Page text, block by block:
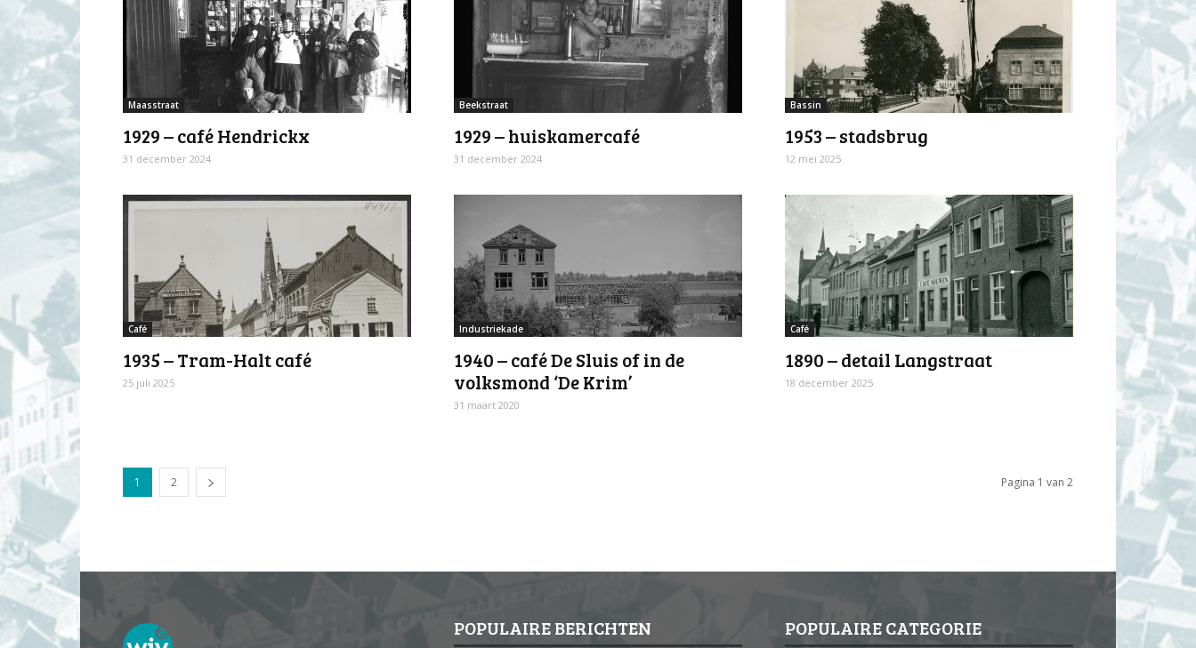
Maasstraat
1929 – café Hendrickx
31 december 2024
Beekstraat
1929 – huiskamercafé
31 december 2024
Bassin
1953 – stadsbrug
12 mei 2025
Café
1935 – Tram-Halt café
25 juli 2025
Industriekade
1940 – café De Sluis of in de
volksmond ‘De Krim’
31 maart 2020
Café
1890 – detail Langstraat
18 december 2025
1 2 Pagina 1 van 2
POPULAIRE BERICHTEN POPULAIRE CATEGORIE